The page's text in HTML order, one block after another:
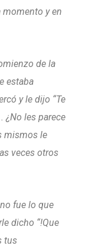
y en
de la
estaba
y le dijo “Te
¿No les parece
mismos le
veces otros
fue lo que
dicho “!Que
tus